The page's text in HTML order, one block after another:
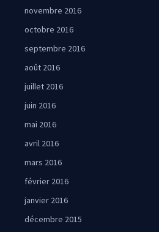
novembre 2016
octobre 2016
septembre 2016
août 2016
juillet 2016
juin 2016
mai 2016
avril 2016
mars 2016
février 2016
janvier 2016
décembre 2015